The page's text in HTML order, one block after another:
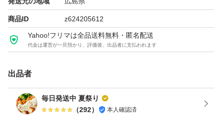
商品ID z624205612
Yahoo!フリマは全品送料無料・匿名配送
代金は運営が一旦預かり、評価後、出品者に支払われます
出品者
毎日発送中 夏祭り
（292） 本人確認済